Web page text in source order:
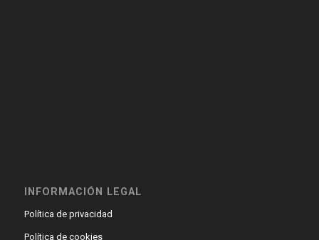
INFORMACIÓN LEGAL
Política de privacidad
Política de cookies